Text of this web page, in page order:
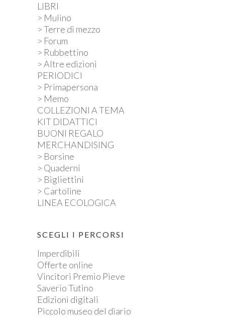
LIBRI
> Mulino
> Terre di mezzo
> Forum
> Rubbettino
> Altre edizioni
PERIODICI
> Primapersona
> Memo
COLLEZIONI A TEMA
KIT DIDATTICI
BUONI REGALO
MERCHANDISING
> Borsine
> Quaderni
> Bigliettini
> Cartoline
LINEA ECOLOGICA
SCEGLI I PERCORSI
Imperdibili
Offerte online
Vincitori Premio Pieve
Saverio Tutino
Edizioni digitali
Piccolo museo del diario